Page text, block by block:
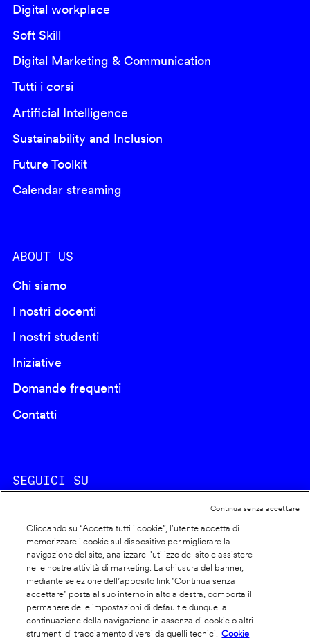
Digital workplace
Soft Skill
Digital Marketing & Communication
Tutti i corsi
Artificial Intelligence
Sustainability and Inclusion
Future Toolkit
Calendar streaming
ABOUT US
Chi siamo
I nostri docenti
I nostri studenti
Iniziative
Domande frequenti
Contatti
SEGUICI SU
Footer
info
Cookie policy
Dichiarazione di accessibilità
Privacy
Cliccando su “Accetta tutti i cookie”, l'utente accetta di
memorizzare i cookie sul dispositivo per migliorare la
navigazione del sito, analizzare l'utilizzo del sito e assistere
nelle nostre attività di marketing. La chiusura del banner,
mediante selezione dell’apposito link "Continua senza
accettare" posta al suo interno in alto a destra, comporta il
permanere delle impostazioni di default e dunque la
continuazione della navigazione in assenza di cookie o altri
strumenti di tracciamento diversi da quelli tecnici.
Cookie
Continua senza accettare